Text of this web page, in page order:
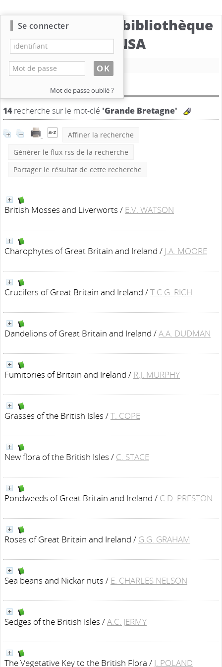
Catalogue de la bibliothèque
du CBNSA
Nouvelle recherche
Résultat de la recherche
14recherche sur le mot-clé 'Grande Bretagne'
Affiner la recherche
Générer le flux rss de la recherche
Partager le résultat de cette recherche
British Mosses and Liverworts / E.V. WATSON
Charophytes of Great Britain and Ireland / J.A. MOORE
Crucifers of Great Britain and Ireland /T.C.G. RICH
Dandelions of Great Britain and Ireland /A.A. DUDMAN
Fumitories of Britain and Ireland / R.J. MURPHY
Grasses of the British Isles /T. COPE
New flora of the British Isles / C. STACE
Pondweeds of Great Britain and Ireland / C.D. PRESTON
Roses of Great Britain and Ireland / G.G. GRAHAM
Sea beans and Nickar nuts / E. CHARLES NELSON
Sedges of the British Isles /A.C. JERMY
The Vegetative Key to the British Flora / J. POLAND
Se connecter
Mot de passe oublié ?